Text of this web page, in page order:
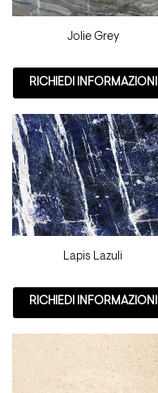
Jolie Grey
RICHIEDI INFORMAZIONI
Lapis Lazuli
RICHIEDI INFORMAZIONI